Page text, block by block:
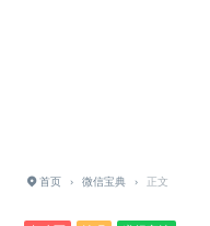
首页 › 微信宝典 › 正文